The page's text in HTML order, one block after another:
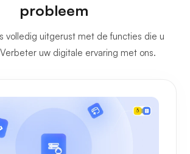
probleem
volledig uitgerust met de functies die u
uw digitale ervaring met ons.